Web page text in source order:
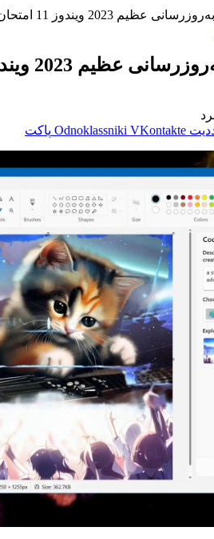
‫VKontakte
‫Odnoklassniki پاکت